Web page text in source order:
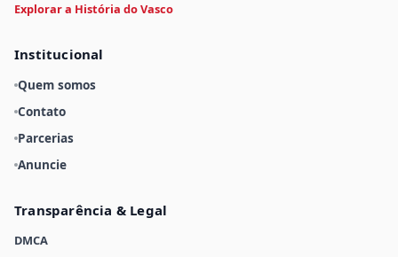
Explorar a História do Vasco
Institucional
Quem somos
Contato
Parcerias
Anuncie
Transparência & Legal
DMCA